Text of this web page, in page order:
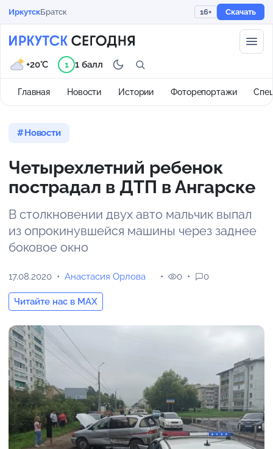
ИркутскБратск 16+ Скачать
Главная Новости Истории Фоторепортажи
+20°C 1 1 балл
Новости
Четырехлетний ребенок
пострадал в ДТП в Ангарске
В столкновении двух авто мальчик выпал
из опрокинувшейся машины через заднее
боковое окно
17.08.2020 Анастасия Орлова
Читайте нас в MAX
0 0